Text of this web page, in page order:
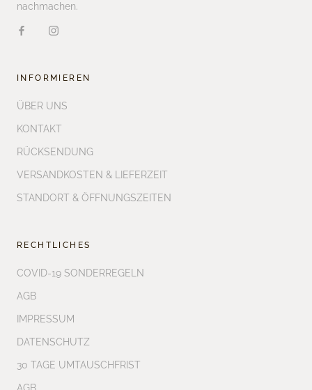
nachmachen.
INFORMIEREN
ÜBER UNS
KONTAKT
RÜCKSENDUNG
VERSANDKOSTEN & LIEFERZEIT
STANDORT & ÖFFNUNGSZEITEN
RECHTLICHES
COVID-19 SONDERREGELN
AGB
IMPRESSUM
DATENSCHUTZ
30 TAGE UMTAUSCHFRIST